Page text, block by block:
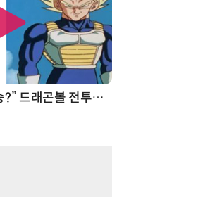
“입으면 전투력 상승?” 드래곤볼 전투복 닮은 중량조끼